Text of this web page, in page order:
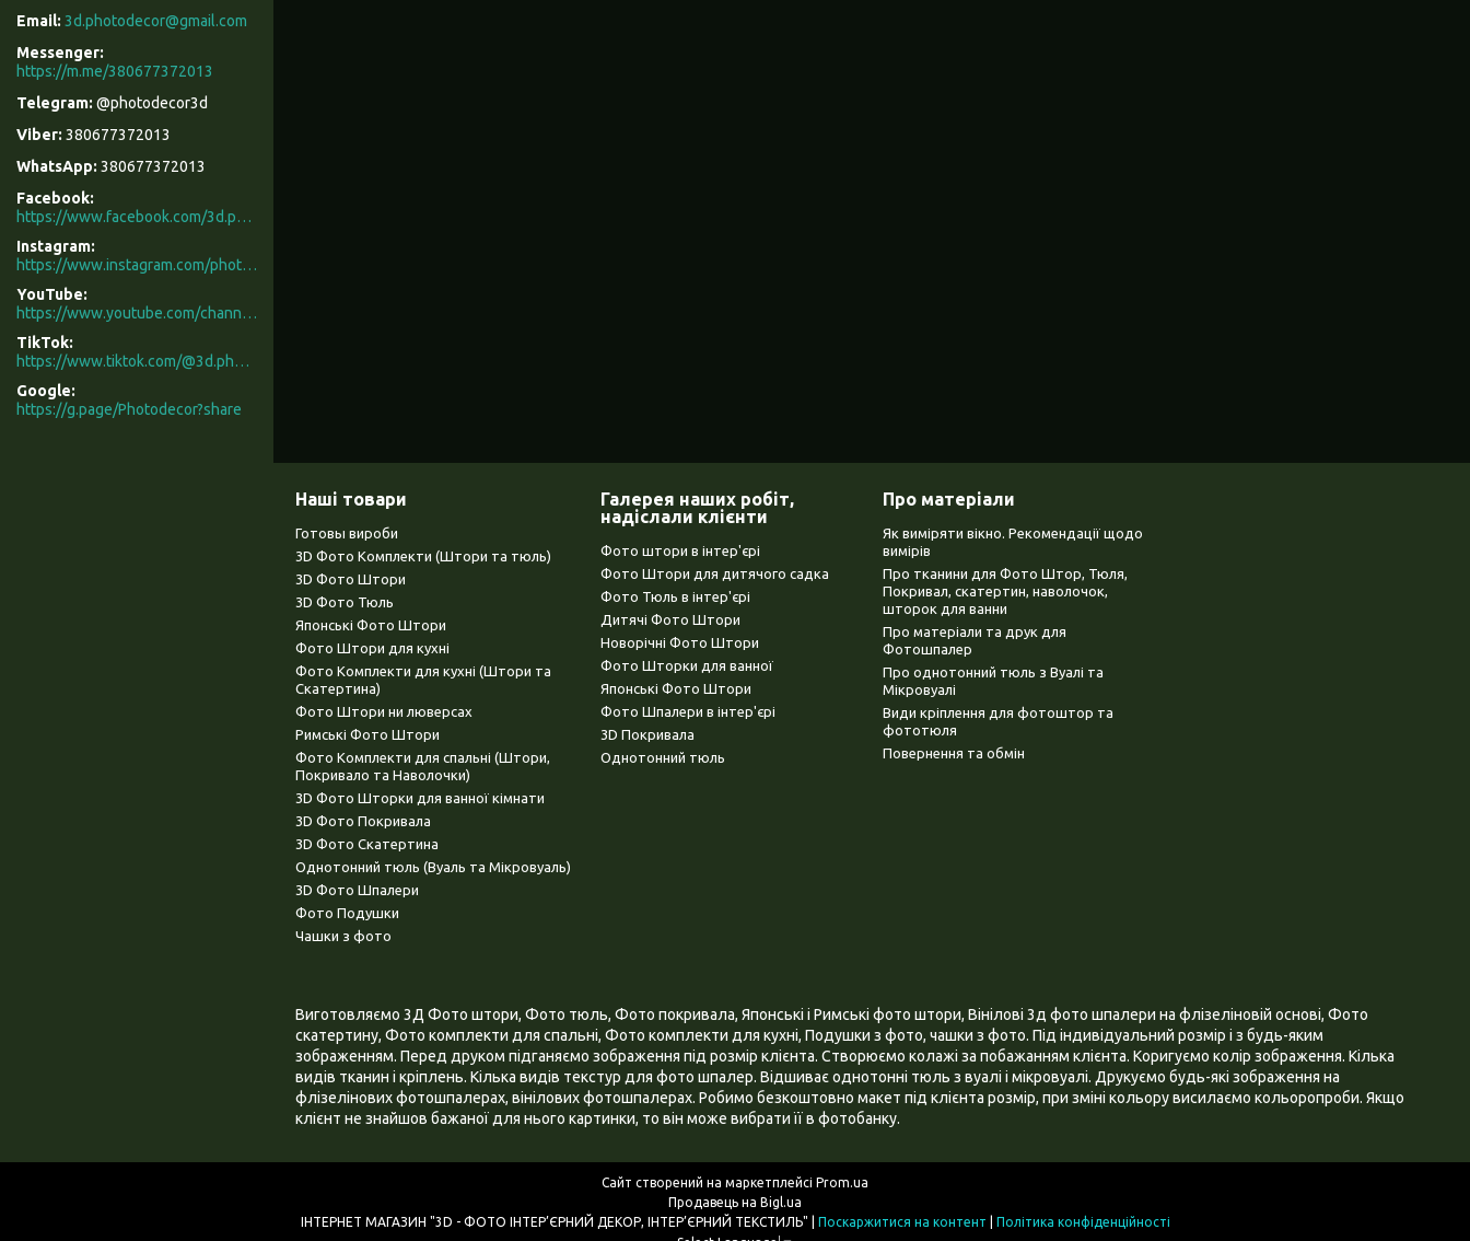
3d.photodecor@gmail.com
https://m.me/380677372013
@photodecor3d
380677372013
380677372013
Facebook
https://www.facebook.com/3d.photodecor/
Instagram
https://www.instagram.com/photodecor.com.ua/
YouTube
https://www.youtube.com/channel/UCXCUerfqRY1Pw7-IptdbqyA/videos
TikTok
https://www.tiktok.com/@3d.photodecor?is_from_webapp=1&sender_device=pc
Google
https://g.page/Photodecor?share
Наші товари
Готовы вироби
3D Фото Комплекти (Штори та тюль)
3D Фото Штори
3D Фото Тюль
Японські Фото Штори
Фото Штори для кухні
Фото Комплекти для кухні (Штори та
Скатертина)
Фото Штори ни люверсах
Римські Фото Штори
Фото Комплекти для спальні (Штори,
Покривало та Наволочки)
3D Фото Шторки для ванної кімнати
3D Фото Покривала
3D Фото Скатертина
Однотонний тюль (Вуаль та Мікровуаль)
3D Фото Шпалери
Фото Подушки
Чашки з фото
Галерея наших робіт,
надіслали клієнти
Фото штори в інтер'єрі
Фото Штори для дитячого садка
Фото Тюль в інтер'єрі
Дитячі Фото Штори
Новорічні Фото Штори
Фото Шторки для ванної
Японські Фото Штори
Фото Шпалери в інтер'єрі
3D Покривала
Однотонний тюль
Про матеріали
Як виміряти вікно. Рекомендації щодо
вимірів
Про тканини для Фото Штор, Тюля,
Покривал, скатертин, наволочок,
шторок для ванни
Про матеріали та друк для
Фотошпалер
Про однотонний тюль з Вуалі та
Мікровуалі
Види кріплення для фотоштор та
фототюля
Повернення та обмін
Виготовляємо 3Д Фото штори, Фото тюль, Фото покривала, Японські і Римські фото штори, Вінілові 3д фото шпалери на флізеліновій основі, Фото
скатертину, Фото комплекти для спальні, Фото комплекти для кухні, Подушки з фото, чашки з фото. Під індивідуальний розмір і з будь-яким
зображенням. Перед друком підганяємо зображення під розмір клієнта. Створюємо колажі за побажанням клієнта. Коригуємо колір зображення. Кілька
видів тканин і кріплень. Кілька видів текстур для фото шпалер. Відшиває однотонні тюль з вуалі і мікровуалі. Друкуємо будь-які зображення на
флізелінових фотошпалерах, вінілових фотошпалерах. Робимо безкоштовно макет під клієнта розмір, при зміні кольору висилаємо кольоропроби. Якщо
клієнт не знайшов бажаної для нього картинки, то він може вибрати її в фотобанку.
Сайт створений на маркетплейсі Prom.ua
Продавець на Bigl.ua
Поскаржитися на контент
Політика конфіденційності